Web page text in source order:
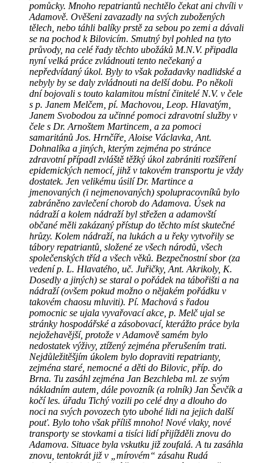
pomůcky. Mnoho repatriantů nechtělo čekat ani chvíli v
Adamově. Ověšeni zavazadly na svých zubožených
tělech, nebo táhli balíky prstě za sebou po zemi a dávali
se na pochod k Bilovicím. Smutný byl pohled na tyto
průvody, na celé řady těchto ubožáků M.N.V. připadla
nyní velká práce zvládnouti tento nečekaný a
nepředvídaný úkol. Byly to však požadavky nadlidské a
nebyly by se daly zvládnouti na delší dobu. Po několi
dní bojovali s touto kalamitou místní činitelé N.V. v čele
s p. Janem Melčem, pí. Machovou, Leop. Hlavatým,
Janem Svobodou za učinné pomoci zdravotní služby v
čele s Dr. Arnoštem Martincem, a za pomoci
samaritánů Jos. Hrnčíře, Aloise Václavka, Ant.
Dohnalíka a jiných, kterým zejména po stránce
zdravotní případl zvláště těžký úkol zabrániti rozšíření
epidemických nemocí, jihž v takovém transportu je vždy
dostatek. Jen velikému úsilí Dr. Martince a
jmenovaných (i nejmenovaných) spolupracovníků bylo
zabráněno zavlečení chorob do Adamova. Úsek na
nádraží a kolem nádraží byl střežen a adamovští
občané měli zakázaný přístup do těchto míst skutečné
hrůzy. Kolem nádraží, na lukách a u řeky vytvořily se
tábory repatriantů, složené ze všech národů, všech
společenských tříd a všech věků. Bezpečnostní sbor (za
vedení p. L. Hlavatého, uč. Juřičky, Ant. Akrikoly, K.
Dosedly a jiných) se staral o pořádek na tábořišti a na
nádraží (ovšem pokud možno o nějakém pořádku v
takovém chaosu mluviti). Pí. Machová s řadou
pomocnic se ujala vyvařovací akce, p. Melč ujal se
stránky hospodářské a zásobovací, kterážto práce byla
nejožehavější, protože v Adamově samém bylo
nedostatek výživy, ztížený zejména přerušením trati.
Nejdůležitěšjím úkolem bylo dopraviti repatrianty,
zejména staré, nemocné a děti do Bilovic, příp. do
Brna. Tu zasáhl zejména Jan Bezchleba ml. ze svým
nákladním autem, dále povozník (a rolník) Jan Ševčík a
kočí les. úřadu Tichý vozili po celé dny a dlouho do
noci na svých povozech tyto ubohé lidi na jejich další
pouť. Bylo toho však příliš mnoho! Nové vlaky, nové
transporty se stovkami a tisíci lidí přijížděli znovu do
Adamova. Situace byla vskutku již zoufalá. A tu zasáhla
znovu, tentokrát již v „mírovém“ zásahu Rudá